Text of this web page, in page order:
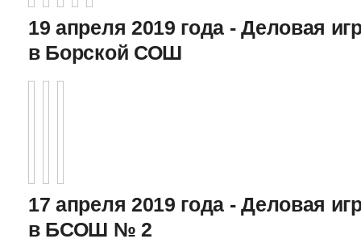
19 апреля 2019 года - Деловая
в Борской СОШ
17 апреля 2019 года - Деловая
в БСОШ № 2